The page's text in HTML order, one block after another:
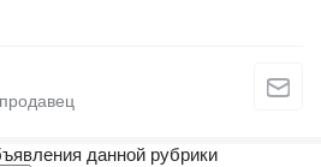
данной рубрики